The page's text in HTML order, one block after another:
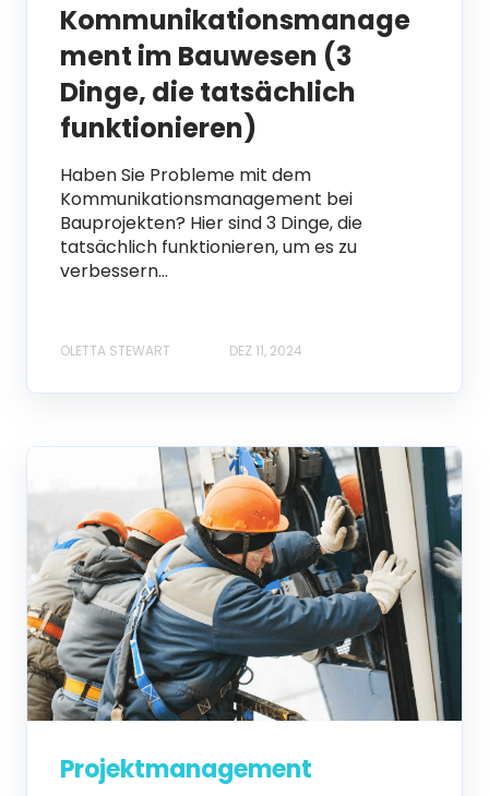
Kommunikationsmanage
ment im Bauwesen (3
Dinge, die tatsächlich
funktionieren)
Haben Sie Probleme mit dem
Kommunikationsmanagement bei
Bauprojekten? Hier sind 3 Dinge, die
tatsächlich funktionieren, um es zu
verbessern...
OLETTA STEWART DEZ 11, 2024
Projektmanagement